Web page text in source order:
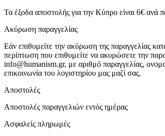
Τα έξοδα αποστολής για την Κύπρο είναι 6€ ανά
Ακύρωση παραγγελίας
Εάν επιθυμείτε την ακύρωση της παραγγελίας
περίπτωση που επιθυμείτε να ακυρώσετε την
info@humanism.gr, με αριθμό παραγγελίας,
επικοινωνία του λογιστηρίου μας μαζί σας.
Αποστολές
Αποστολές παραγγελιών εντός ημέρας
Ασφαλείς πληρωμές